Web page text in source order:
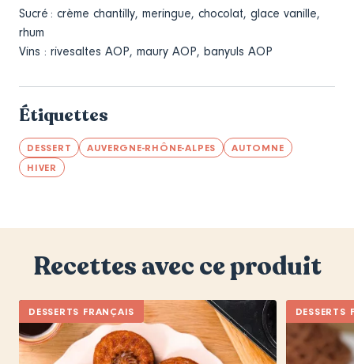
Sucré : crème chantilly, meringue, chocolat, glace vanille,
rhum
Vins : rivesaltes AOP, maury AOP, banyuls AOP
Étiquettes
DESSERT AUVERGNE-RHÔNE-ALPES
AUTOMNE
HIVER
Recettes avec ce produit
DESSERTS FRANÇAIS DESSERTS